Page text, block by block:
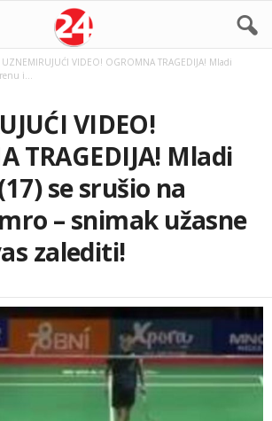
UZNEMIRUJUĆI VIDEO! OGROMNA TRAGEDIJA! Mladi
i...
VIDEO!
TRAGEDIJA! Mladi
se srušio na
– snimak užasne
zalediti!